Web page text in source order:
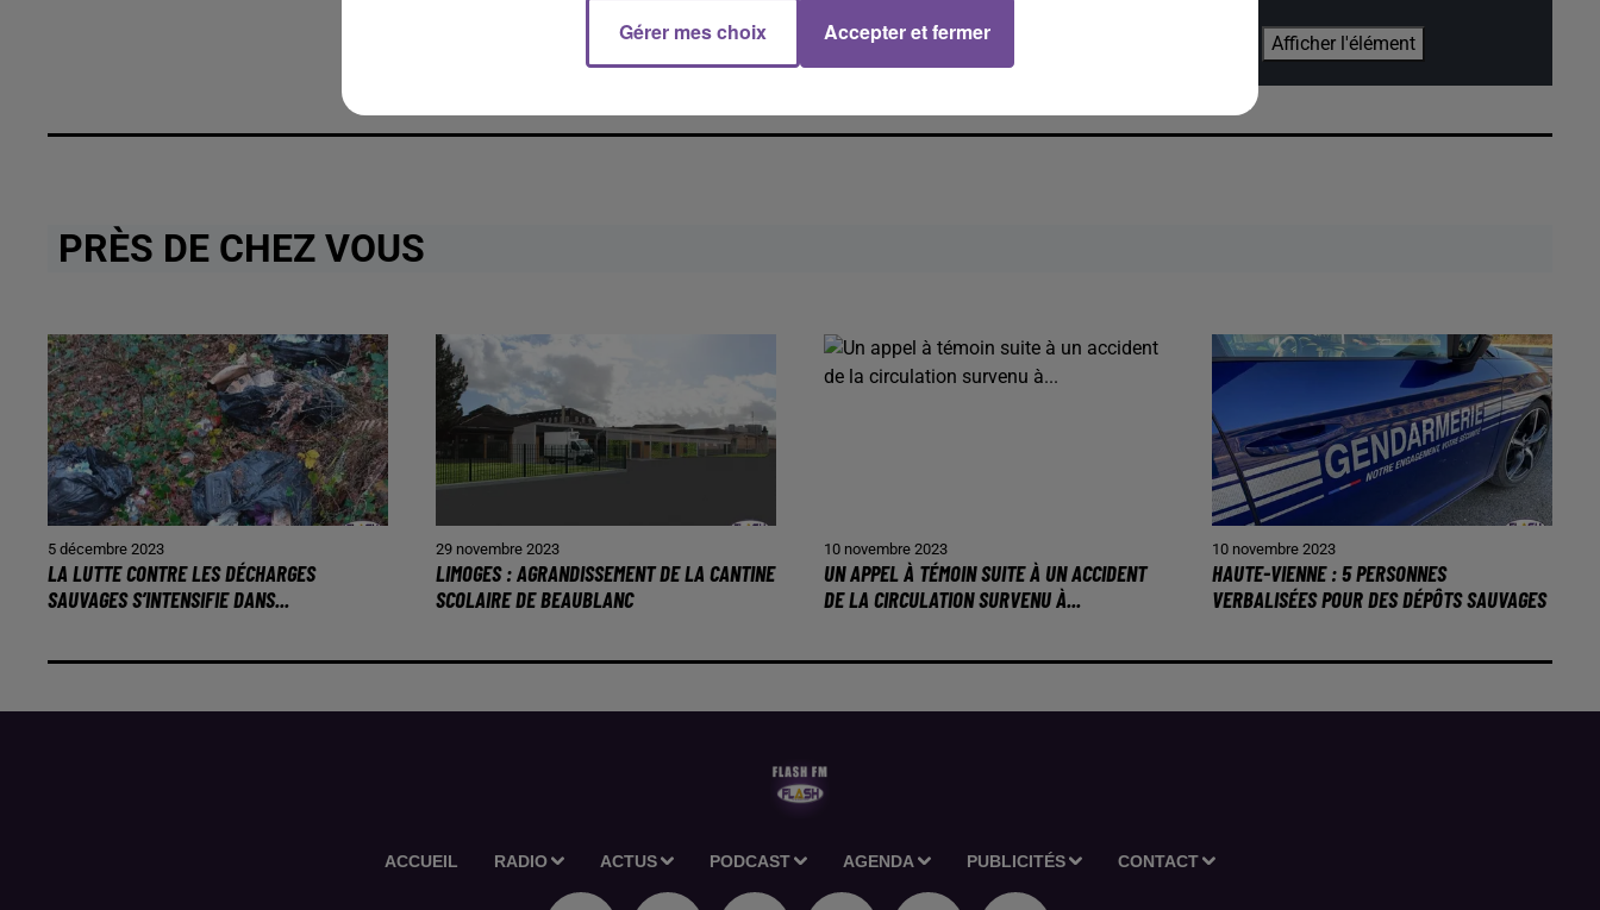
Afficher l'élément
PRÈS DE CHEZ VOUS
5 décembre 2023
LA LUTTE CONTRE LES DÉCHARGES
SAUVAGES S’INTENSIFIE DANS...
29 novembre 2023
LIMOGES : AGRANDISSEMENT DE LA CANTINE
SCOLAIRE DE BEAUBLANC
10 novembre 2023
UN APPEL À TÉMOIN SUITE À UN ACCIDENT
DE LA CIRCULATION SURVENU À...
10 novembre 2023
HAUTE-VIENNE : 5 PERSONNES
VERBALISÉES POUR DES DÉPÔTS SAUVAGES
ACCUEIL RADIO ACTUS PODCAST AGENDA PUBLICITÉS CONTACT
Gérer mes choix Accepter et fermer